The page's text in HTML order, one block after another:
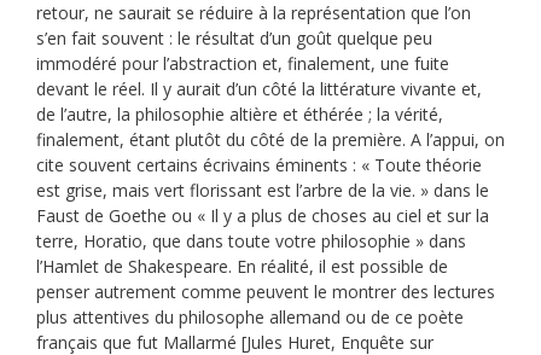
retour, ne saurait se réduire à la représentation que l’on
s’en fait souvent : le résultat d’un goût quelque peu
immodéré pour l’abstraction et, finalement, une fuite
devant le réel. Il y aurait d’un côté la littérature vivante et,
de l’autre, la philosophie altière et éthérée ; la vérité,
finalement, étant plutôt du côté de la première. A l’appui, on
cite souvent certains écrivains éminents : « Toute théorie
est grise, mais vert florissant est l’arbre de la vie. » dans le
Faust de Goethe ou « Il y a plus de choses au ciel et sur la
terre, Horatio, que dans toute votre philosophie » dans
l’Hamlet de Shakespeare. En réalité, il est possible de
penser autrement comme peuvent le montrer des lectures
plus attentives du philosophe allemand ou de ce poète
français que fut Mallarmé [Jules Huret, Enquête sur